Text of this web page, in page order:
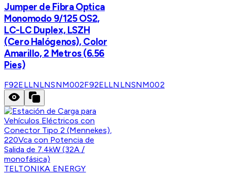
Jumper de Fibra Optica
Monomodo 9/125 OS2,
LC-LC Duplex, LSZH
(Cero Halógenos), Color
Amarillo, 2 Metros (6.56
Pies)
F92ELLNLNSNM002F92ELLNLNSNM002
TELTONIKA ENERGY